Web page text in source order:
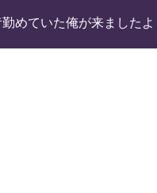
めていた俺が来ましたよ